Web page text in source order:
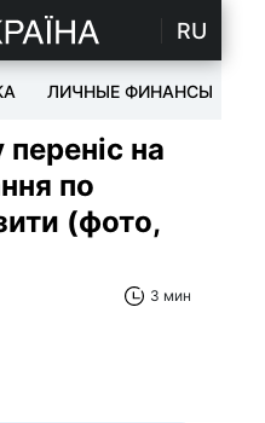
RU
ЛИЧНЫЕ ФИНАНСЫ
на
по
(фото,
3 мин